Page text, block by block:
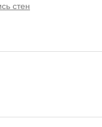
стен